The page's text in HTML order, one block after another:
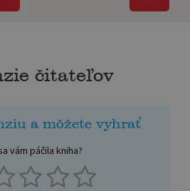
čitateľov
a môžete vyhrať
vám páčila kniha?